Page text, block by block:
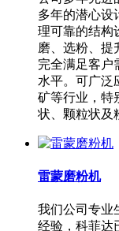
多年的潜心设
理可靠的结构
磨、选粉、提
完全满足客户
水平。可广泛
矿等行业，特
状、颗粒状及
雷蒙磨粉机
我们公司专业
经验，科菲达